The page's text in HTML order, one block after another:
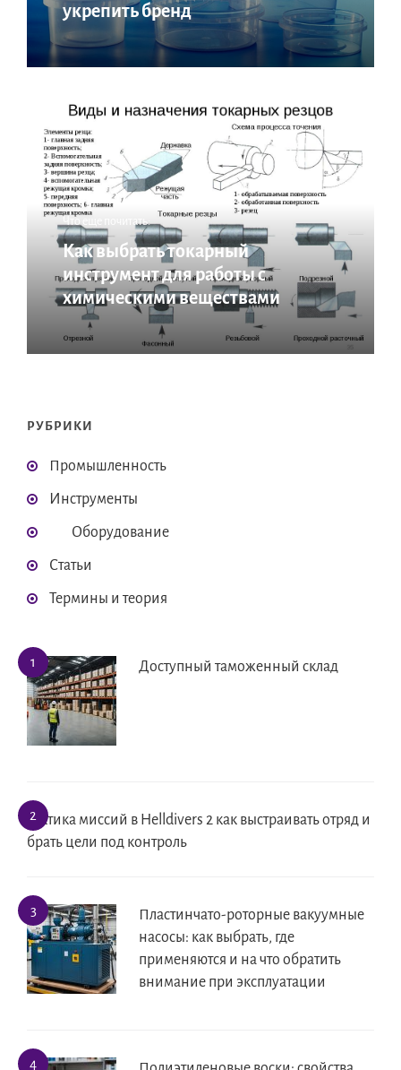
укрепить бренд
Что еще почитать:
Как выбрать токарный
инструмент для работы с
химическими веществами
РУБРИКИ
Промышленность
Инструменты
Оборудование
Статьи
Термины и теория
Доступный таможенный склад
Тактика миссий в Helldivers 2 как выстраивать отряд и
брать цели под контроль
Пластинчато-роторные вакуумные
насосы: как выбрать, где
применяются и на что обратить
внимание при эксплуатации